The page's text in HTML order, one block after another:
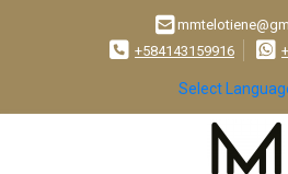
+584143159916
Select